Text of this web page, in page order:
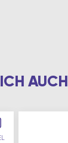
AUCH